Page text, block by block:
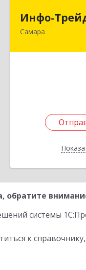
Инфо-
Самара443050,
обратите
системы
к